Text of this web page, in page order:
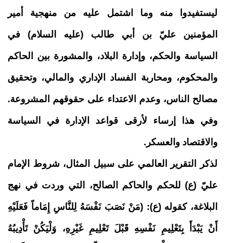
ليستفيدوا منه وما اشتمل عليه من منهجية أمير
المؤمنين عليّ بن أبي طالب (عليه السلام) في
السياسة والحكم، وإدارة البلاد، والمشورة بين الحاكم
والمحكوم، ومحاربة الفساد الإداري والمالي، وتحقيق
مصالح الناس، وعدم الاعتداء على حقوقهم المشروعة.
وفي هذا إرساء لأرقى قواعد الإدارة في السياسة
والاقتصاد والعسكر .
لذكر التقرير العالمي على سبيل المثال، شروط الإمام
عليّ (ع) للحكم والحاكم الصالح، التي وردت في نهج
البلاغة، كقوله (ع): (مَنْ نَصَبَ نَفْسَهُ لِلنَّاسِ إِمَاماً فَعَلَيْهِ
أَنْ يَبْدَأَ بِتَعْلِيمِ نَفْسِهِ قَبْلَ تَعْلِيمِ غَيْرِهِ، وَلْيَكُنْ تَأْدِيبُهُ